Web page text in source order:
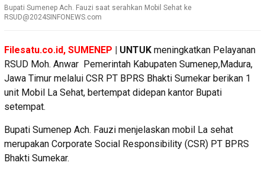
Bupati Sumenep Ach. Fauzi saat serahkan Mobil Sehat ke
RSUD@2024SINFONEWS.com
Filesatu.co.id, SUMENEP | UNTUK meningkatkan Pelayanan
RSUD Moh. Anwar Pemerintah Kabupaten Sumenep,Madura,
Jawa Timur melalui CSR PT BPRS Bhakti Sumekar berikan 1
unit Mobil La Sehat, bertempat didepan kantor Bupati
setempat.
Bupati Sumenep Ach. Fauzi menjelaskan mobil La sehat
merupakan Corporate Social Responsibility (CSR) PT BPRS
Bhakti Sumekar.